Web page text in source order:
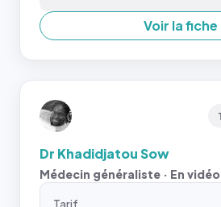
Voir la fiche
Dr Khadidjatou Sow
Médecin généraliste · En vidéo
Tarif